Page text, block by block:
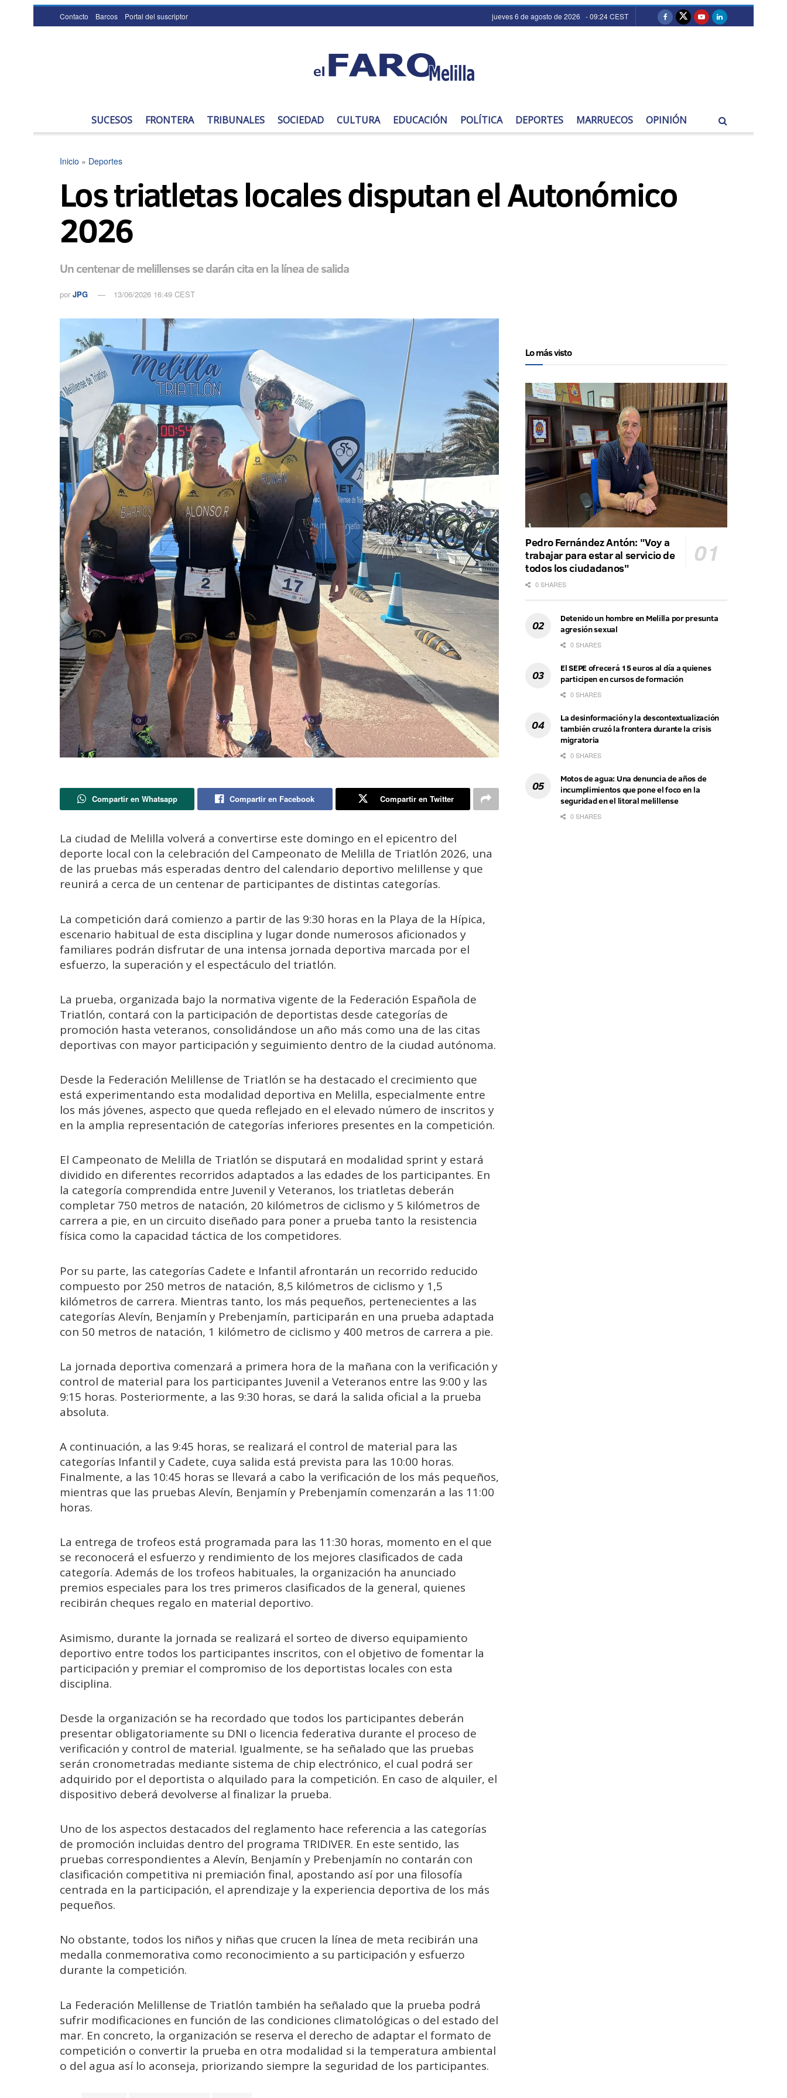
Contacto Barcos Portal del suscriptor jueves 6 de agosto de 2026 - 09:24 CEST
SUCESOS FRONTERA TRIBUNALES SOCIEDAD CULTURA EDUCACIÓN POLÍTICA DEPORTES MARRUECOS OPINIÓN
Inicio » Deportes
Los triatletas locales disputan el Autonómico
2026
Un centenar de melillenses se darán cita en la línea de salida
por JPG 13/06/2026 16:49 CEST
Compartir en Whatsapp Compartir en Facebook Compartir en Twitter
La ciudad de Melilla volverá a convertirse este domingo en el epicentro del
deporte local con la celebración del Campeonato de Melilla de Triatlón 2026, una
de las pruebas más esperadas dentro del calendario deportivo melillense y que
reunirá a cerca de un centenar de participantes de distintas categorías.
La competición dará comienzo a partir de las 9:30 horas en la Playa de la Hípica,
escenario habitual de esta disciplina y lugar donde numerosos aficionados y
familiares podrán disfrutar de una intensa jornada deportiva marcada por el
esfuerzo, la superación y el espectáculo del triatlón.
La prueba, organizada bajo la normativa vigente de la Federación Española de
Triatlón, contará con la participación de deportistas desde categorías de
promoción hasta veteranos, consolidándose un año más como una de las citas
deportivas con mayor participación y seguimiento dentro de la ciudad autónoma.
Desde la Federación Melillense de Triatlón se ha destacado el crecimiento que
está experimentando esta modalidad deportiva en Melilla, especialmente entre
los más jóvenes, aspecto que queda reflejado en el elevado número de inscritos y
en la amplia representación de categorías inferiores presentes en la competición.
El Campeonato de Melilla de Triatlón se disputará en modalidad sprint y estará
dividido en diferentes recorridos adaptados a las edades de los participantes. En
la categoría comprendida entre Juvenil y Veteranos, los triatletas deberán
completar 750 metros de natación, 20 kilómetros de ciclismo y 5 kilómetros de
carrera a pie, en un circuito diseñado para poner a prueba tanto la resistencia
física como la capacidad táctica de los competidores.
Por su parte, las categorías Cadete e Infantil afrontarán un recorrido reducido
compuesto por 250 metros de natación, 8,5 kilómetros de ciclismo y 1,5
kilómetros de carrera. Mientras tanto, los más pequeños, pertenecientes a las
categorías Alevín, Benjamín y Prebenjamín, participarán en una prueba adaptada
con 50 metros de natación, 1 kilómetro de ciclismo y 400 metros de carrera a pie.
La jornada deportiva comenzará a primera hora de la mañana con la verificación y
control de material para los participantes Juvenil a Veteranos entre las 9:00 y las
9:15 horas. Posteriormente, a las 9:30 horas, se dará la salida oficial a la prueba
absoluta.
A continuación, a las 9:45 horas, se realizará el control de material para las
categorías Infantil y Cadete, cuya salida está prevista para las 10:00 horas.
Finalmente, a las 10:45 horas se llevará a cabo la verificación de los más pequeños,
mientras que las pruebas Alevín, Benjamín y Prebenjamín comenzarán a las 11:00
horas.
La entrega de trofeos está programada para las 11:30 horas, momento en el que
se reconocerá el esfuerzo y rendimiento de los mejores clasificados de cada
categoría. Además de los trofeos habituales, la organización ha anunciado
premios especiales para los tres primeros clasificados de la general, quienes
recibirán cheques regalo en material deportivo.
Asimismo, durante la jornada se realizará el sorteo de diverso equipamiento
deportivo entre todos los participantes inscritos, con el objetivo de fomentar la
participación y premiar el compromiso de los deportistas locales con esta
disciplina.
Desde la organización se ha recordado que todos los participantes deberán
presentar obligatoriamente su DNI o licencia federativa durante el proceso de
verificación y control de material. Igualmente, se ha señalado que las pruebas
serán cronometradas mediante sistema de chip electrónico, el cual podrá ser
adquirido por el deportista o alquilado para la competición. En caso de alquiler, el
dispositivo deberá devolverse al finalizar la prueba.
Uno de los aspectos destacados del reglamento hace referencia a las categorías
de promoción incluidas dentro del programa TRIDIVER. En este sentido, las
pruebas correspondientes a Alevín, Benjamín y Prebenjamín no contarán con
clasificación competitiva ni premiación final, apostando así por una filosofía
centrada en la participación, el aprendizaje y la experiencia deportiva de los más
pequeños.
No obstante, todos los niños y niñas que crucen la línea de meta recibirán una
medalla conmemorativa como reconocimiento a su participación y esfuerzo
durante la competición.
La Federación Melillense de Triatlón también ha señalado que la prueba podrá
sufrir modificaciones en función de las condiciones climatológicas o del estado del
mar. En concreto, la organización se reserva el derecho de adaptar el formato de
competición o convertir la prueba en otra modalidad si la temperatura ambiental
o del agua así lo aconseja, priorizando siempre la seguridad de los participantes.
Lo más visto
Pedro Fernández Antón: "Voy a
trabajar para estar al servicio de
todos los ciudadanos"
0 SHARES
Detenido un hombre en Melilla por presunta
agresión sexual
0 SHARES
El SEPE ofrecerá 15 euros al día a quienes
participen en cursos de formación
0 SHARES
La desinformación y la descontextualización
también cruzó la frontera durante la crisis
migratoria
0 SHARES
Motos de agua: Una denuncia de años de
incumplimientos que pone el foco en la
seguridad en el litoral melillense
0 SHARES